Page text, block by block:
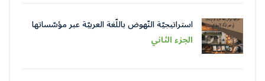
استراتيجيّة النّهوض باللّغة العربيّة عبر مؤسّساتها
في عصر الذّكاء الاصطناعيّ
الجزء الثاني